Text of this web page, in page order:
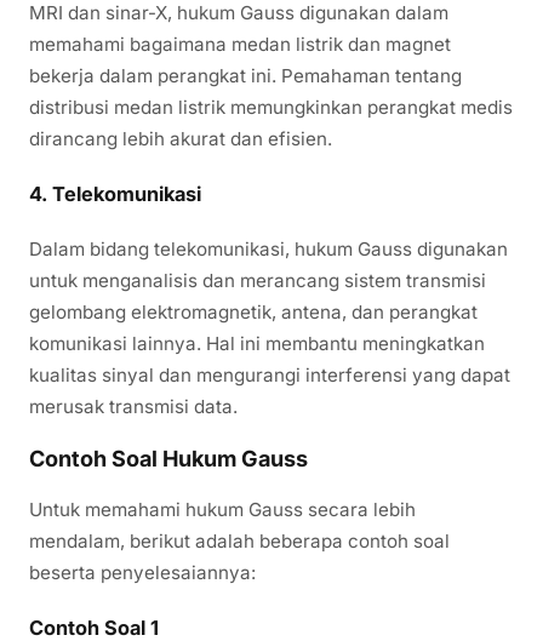
MRI dan sinar-X, hukum Gauss digunakan dalam
memahami bagaimana medan listrik dan magnet
bekerja dalam perangkat ini. Pemahaman tentang
distribusi medan listrik memungkinkan perangkat medis
dirancang lebih akurat dan efisien.
4. Telekomunikasi
Dalam bidang telekomunikasi, hukum Gauss digunakan
untuk menganalisis dan merancang sistem transmisi
gelombang elektromagnetik, antena, dan perangkat
komunikasi lainnya. Hal ini membantu meningkatkan
kualitas sinyal dan mengurangi interferensi yang dapat
merusak transmisi data.
Contoh Soal Hukum Gauss
Untuk memahami hukum Gauss secara lebih
mendalam, berikut adalah beberapa contoh soal
beserta penyelesaiannya:
Contoh Soal 1